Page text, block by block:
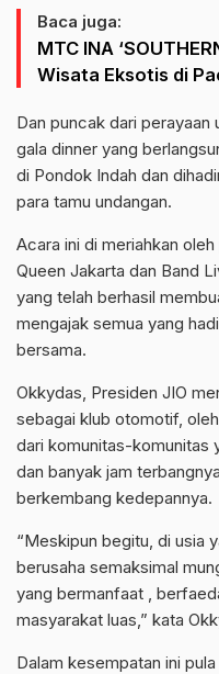
Baca juga:
MTC INA
Wisata Eksotis di
Dan puncak dari perayaan
gala dinner yang
di Pondok Indah dan
para tamu undangan.
Acara ini di meriahkan
Queen Jakarta dan Band
yang telah berhasil
mengajak semua yang
bersama.
Okkydas, Presiden JIO
sebagai klub otomotif,
dari komunitas-komunitas
dan banyak jam
berkembang kedepannya.
“Meskipun begitu, di usia
berusaha semaksimal
yang bermanfaat ,
masyarakat luas,” kata
Dalam kesempatan ini